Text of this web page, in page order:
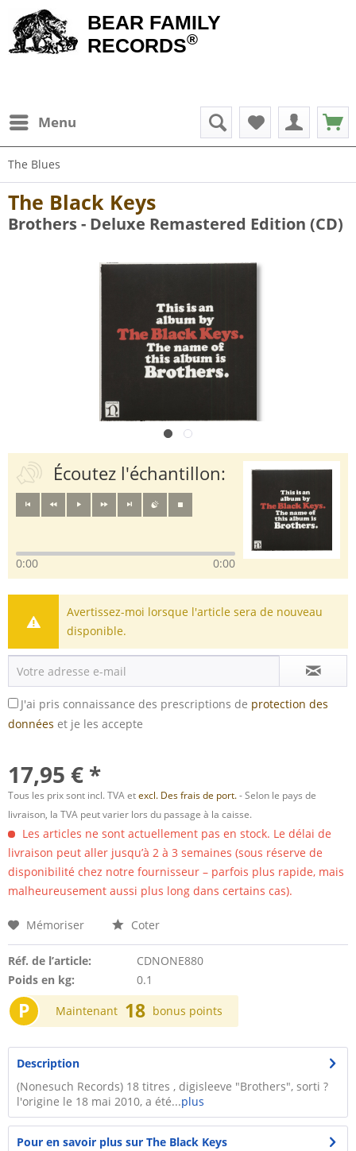
BEAR FAMILY
RECORDS®
Menu
The Blues
The Black Keys
Brothers - Deluxe Remastered Edition (CD)
Écoutez l'échantillon:
0:00 0:00
Avertissez-moi lorsque l'article sera de nouveau
disponible.
J'ai pris connaissance des prescriptions de protection des
données et je les accepte
17,95 € *
Tous les prix sont incl. TVA etexcl. Des frais de port.- Selon le pays de
livraison, la TVA peut varier lors du passage à la caisse.
Les articles ne sont actuellement pas en stock. Le délai de
livraison peut aller jusqu’à 2 à 3 semaines (sous réserve de
disponibilité chez notre fournisseur – parfois plus rapide, mais
malheureusement aussi plus long dans certains cas).
Mémoriser Coter
Réf. de l’article:
CDNONE880
Poids en kg:
0.1
P Maintenant 18 bonus points
Description
(Nonesuch Records) 18 titres , digisleeve "Brothers", sorti ?
l'origine le 18 mai 2010, a été...plus
Pour en savoir plus sur The Black Keys